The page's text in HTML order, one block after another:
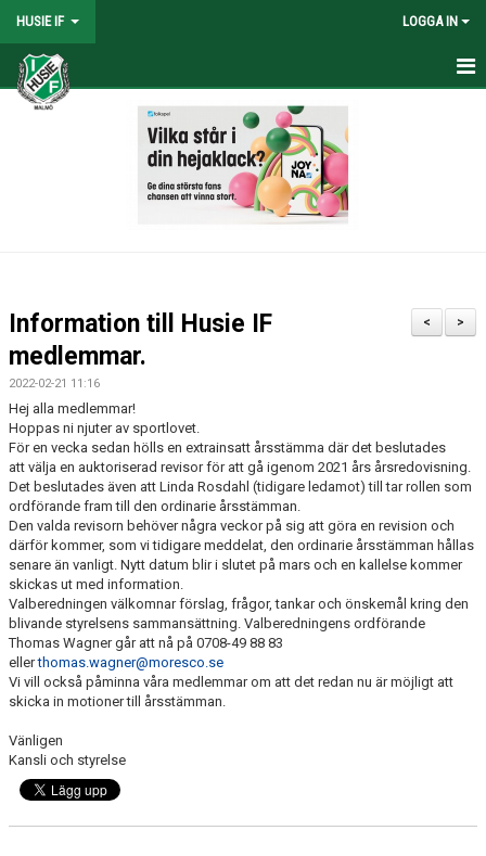
HUSIE IF LOGGA IN
HEM
DOKUMENT
SHOPEN
MEDLEMSRABATTER
MEDLEMSAVGIFTER
DOMARE
NYHETER
>
<
Information till Husie IF
medlemmar.
2022-02-21 11:16
Hej alla medlemmar!
Hoppas ni njuter av sportlovet.
För en vecka sedan hölls en extrainsatt årsstämma där det beslutades
att välja en auktoriserad revisor för att gå igenom 2021 års årsredovisning.
Det beslutades även att Linda Rosdahl (tidigare ledamot) till tar rollen som
ordförande fram till den ordinarie årsstämman.
Den valda revisorn behöver några veckor på sig att göra en revision och
därför kommer, som vi tidigare meddelat, den ordinarie årsstämman hållas
senare än vanligt. Nytt datum blir i slutet på mars och en kallelse kommer
skickas ut med information.
Valberedningen välkomnar förslag, frågor, tankar och önskemål kring den
blivande styrelsens sammansättning. Valberedningens ordförande
Thomas Wagner går att nå på 0708-49 88 83
ellerthomas.wagner@moresco.se
Vi vill också påminna våra medlemmar om att det redan nu är möjligt att
skicka in motioner till årsstämman.
Vänligen
Kansli och styrelse